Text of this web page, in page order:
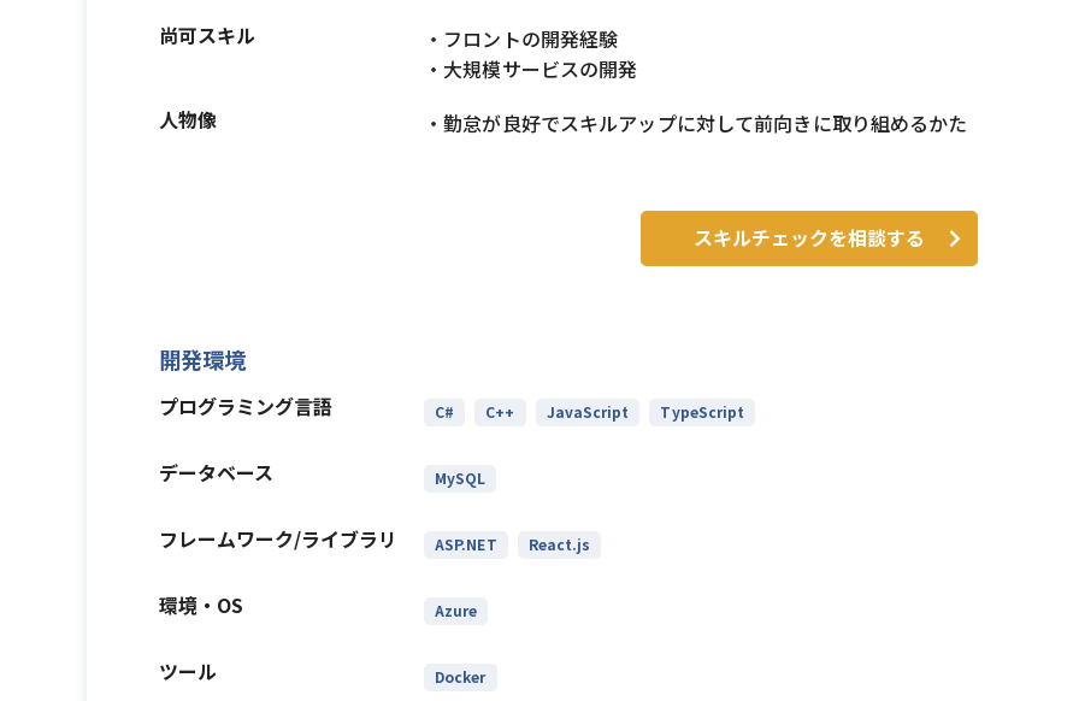
尚可スキル
・フロントの開発経験
・大規模サービスの開発
人物像
・勤怠が良好でスキルアップに対して前向きに取り組めるかた
スキルチェックを相談する
開発環境
プログラミング言語 C# C++ JavaScript TypeScript
データベース MySQL
フレームワーク/ライブラリ ASP.NET React.js
環境・OS Azure
ツール Docker